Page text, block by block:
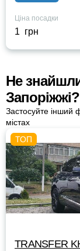
Ціна посадки
1 грн
Не знайшли
Запоріжжі?
Застосуйте інший
містах
TRANSFER